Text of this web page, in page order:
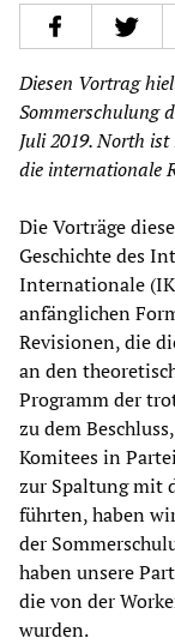
Diesen Vortrag
Sommerschulung
Juli 2019. North
die internationale
Die Vorträge
Geschichte des
Internationale
anfänglichen
Revisionen, die
an den
Programm der
zu dem
Komitees in
zur Spaltung mit
führten, haben
der
haben unsere
die von der
wurden.